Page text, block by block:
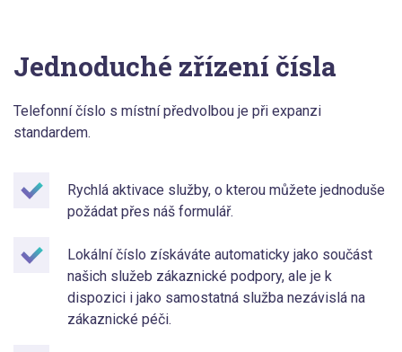
Jednoduché zřízení čísla
Telefonní číslo s místní předvolbou je při expanzi
standardem.
Rychlá aktivace služby, o kterou můžete jednoduše
požádat přes náš formulář.
Lokální číslo získáváte automaticky jako součást
našich služeb zákaznické podpory, ale je k
dispozici i jako samostatná služba nezávislá na
zákaznické péči.